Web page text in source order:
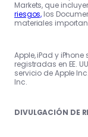
Markets, que
riesgos, los
materiales
Apple, iPad y
registradas en EE.
servicio de Apple
Inc.
DIVULGACIÓN DE